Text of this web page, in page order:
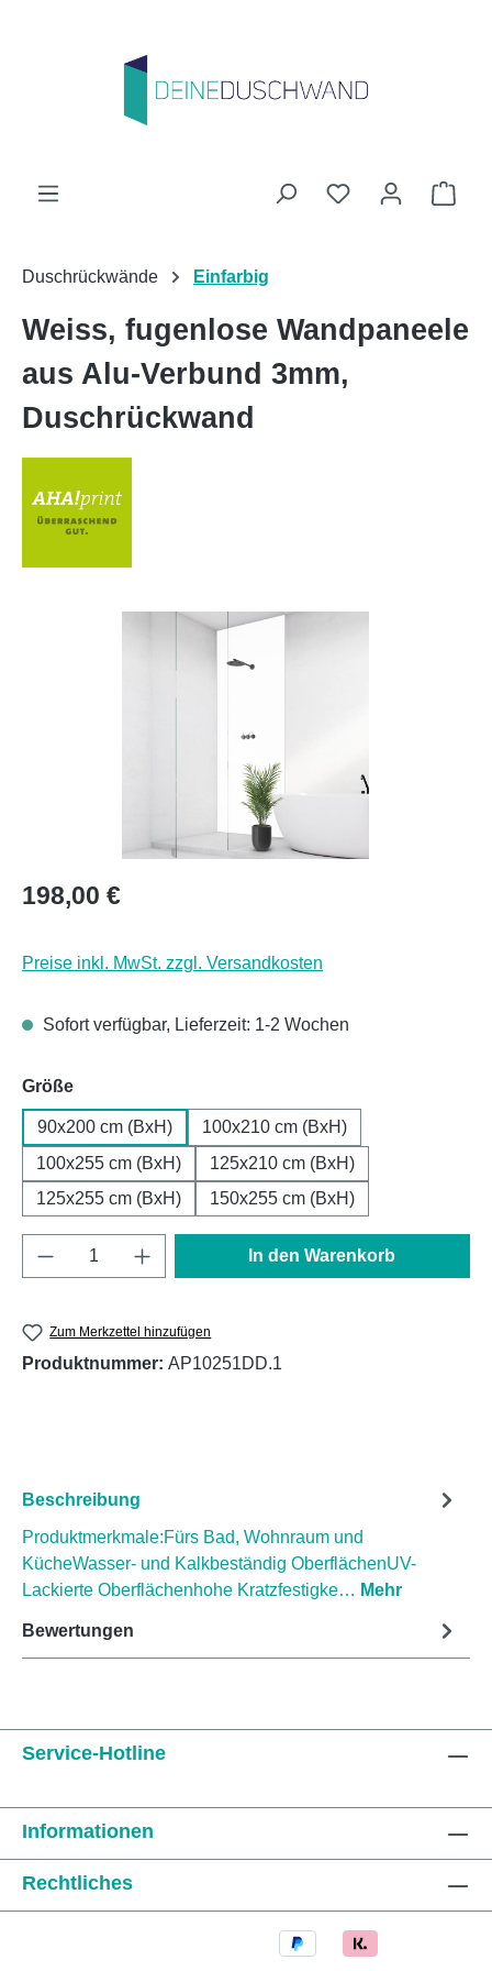
Du hast 0
Duschrückwände Einfarbig
Weiss, fugenlose Wandpaneele
aus Alu-Verbund 3mm,
Duschrückwand
Regulärer Preis:
198,00 €
Preise inkl. MwSt. zzgl. Versandkosten
Sofort verfügbar, Lieferzeit: 1-2 Wochen
Größeauswählen
90x200 cm (BxH)
100x210 cm (BxH)
100x255 cm (BxH)
125x210 cm (BxH)
125x255 cm (BxH)
150x255 cm (BxH)
Produkt Anzahl: Gib den gewünschten
In den Warenkorb
Zum Merkzettel hinzufügen
Produktnummer: AP10251DD.1
Beschreibung
Produktmerkmale:Fürs Bad, Wohnraum und
KücheWasser- und Kalkbeständig OberflächenUV-
Lackierte Oberflächenhohe Kratzfestigke… Mehr
Bewertungen
Service-Hotline
Informationen
Rechtliches